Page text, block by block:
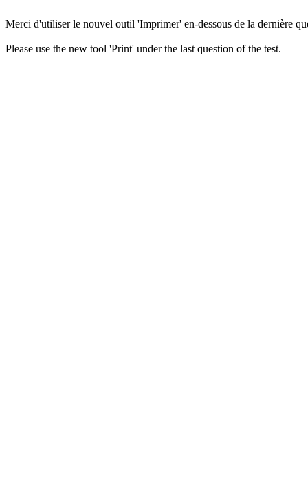
Merci d'utiliser le nouvel outil 'Imprimer' en-dessous de la dernière
Please use the new tool 'Print' under the last question of the test.